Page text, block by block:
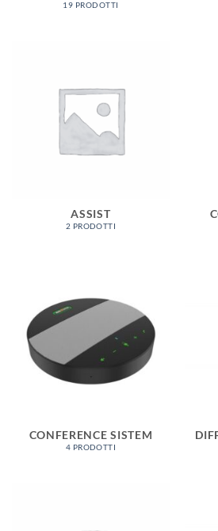
19 PRODOTTI
ASSIST
2 PRODOTTI
CONFERENCE SISTEM
4 PRODOTTI